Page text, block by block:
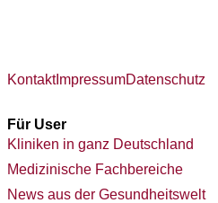
KontaktImpressumDatenschutz
Für User
Kliniken in ganz Deutschland
Medizinische Fachbereiche
News aus der Gesundheitswelt